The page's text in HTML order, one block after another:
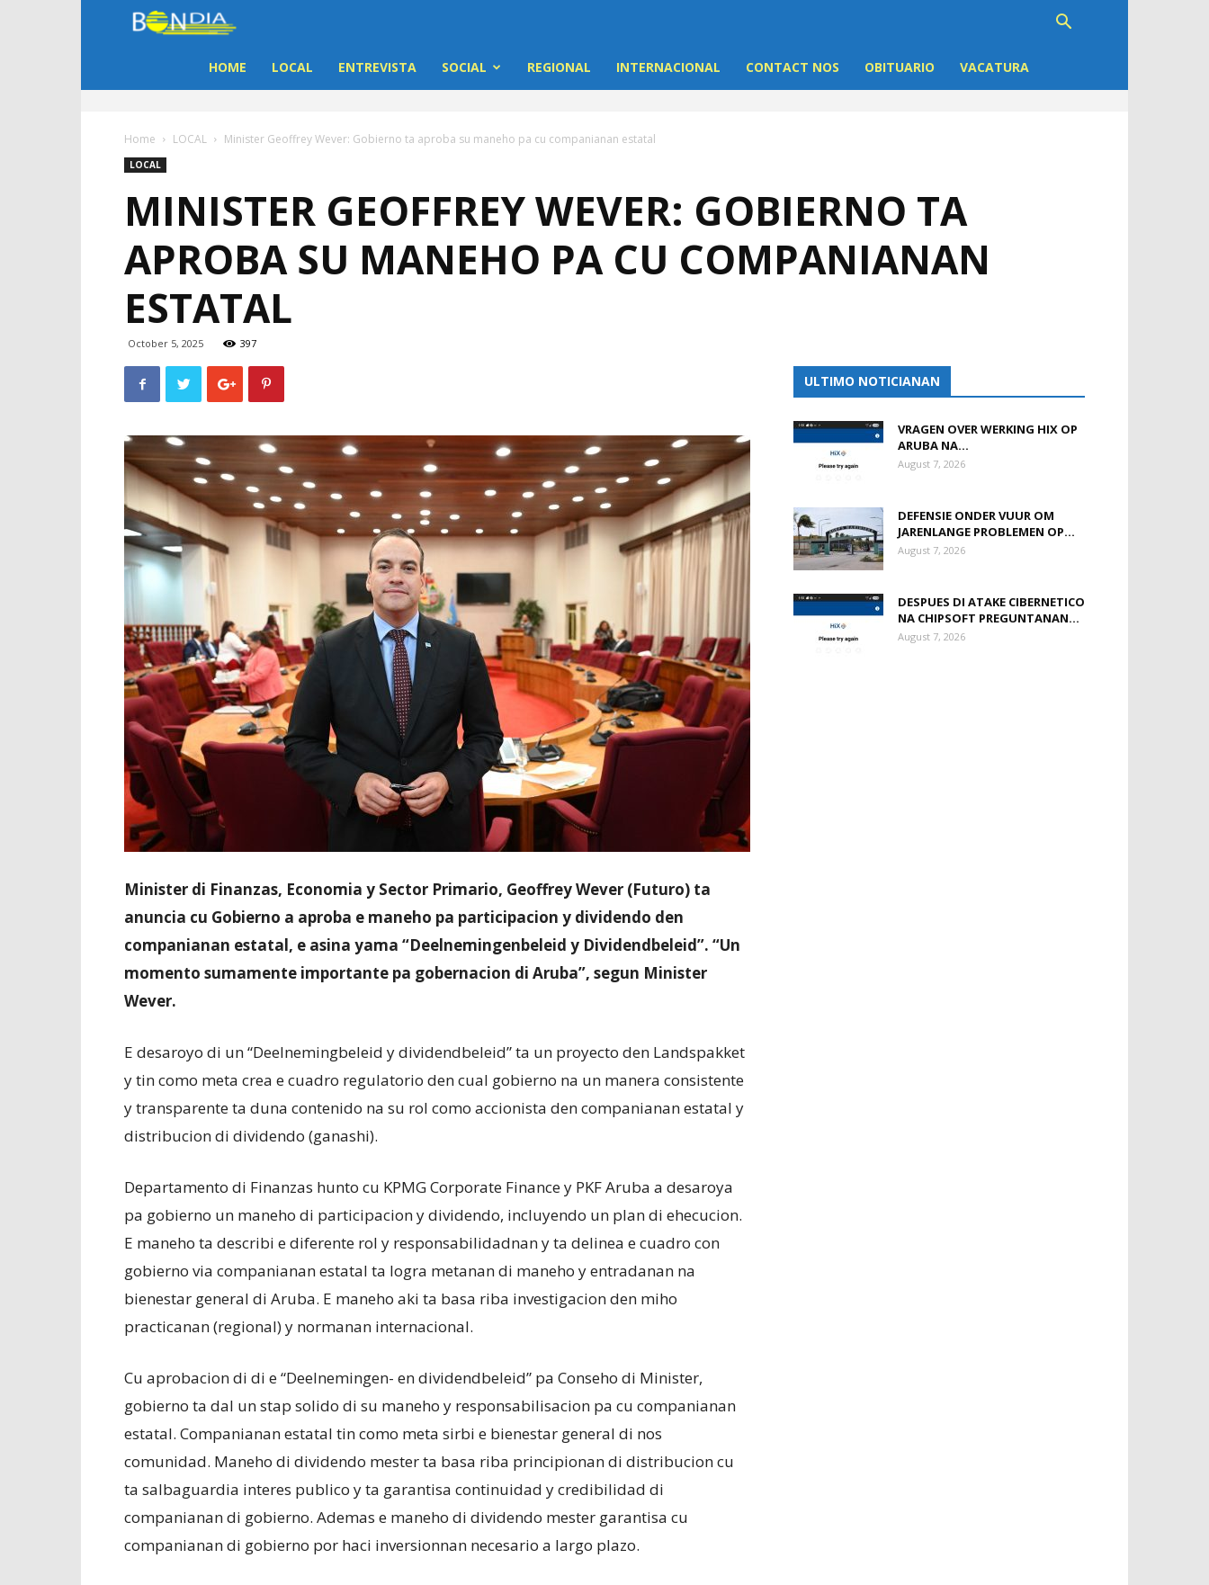
Dia
Noticia
di
Aruba
HOME LOCAL ENTREVISTA SOCIAL REGIONAL INTERNACIONAL CONTACT NOS OBITUARIO VACATURA
Home LOCAL Minister Geoffrey Wever: Gobierno ta aproba su maneho pa cu companianan estatal
LOCAL
MINISTER GEOFFREY WEVER: GOBIERNO TA
APROBA SU MANEHO PA CU COMPANIANAN
ESTATAL
October 5, 2025 397
Minister di Finanzas, Economia y Sector Primario, Geoffrey Wever (Futuro) ta
anuncia cu Gobierno a aproba e maneho pa participacion y dividendo den
companianan estatal, e asina yama “Deelnemingenbeleid y Dividendbeleid”. “Un
momento sumamente importante pa gobernacion di Aruba”, segun Minister
Wever.
E desaroyo di un “Deelnemingbeleid y dividendbeleid” ta un proyecto den Landspakket
y tin como meta crea e cuadro regulatorio den cual gobierno na un manera consistente
y transparente ta duna contenido na su rol como accionista den companianan estatal y
distribucion di dividendo (ganashi).
Departamento di Finanzas hunto cu KPMG Corporate Finance y PKF Aruba a desaroya
pa gobierno un maneho di participacion y dividendo, incluyendo un plan di ehecucion.
E maneho ta describi e diferente rol y responsabilidadnan y ta delinea e cuadro con
gobierno via companianan estatal ta logra metanan di maneho y entradanan na
bienestar general di Aruba. E maneho aki ta basa riba investigacion den miho
practicanan (regional) y normanan internacional.
Cu aprobacion di di e “Deelnemingen- en dividendbeleid” pa Conseho di Minister,
gobierno ta dal un stap solido di su maneho y responsabilisacion pa cu companianan
estatal. Companianan estatal tin como meta sirbi e bienestar general di nos
comunidad. Maneho di dividendo mester ta basa riba principionan di distribucion cu
ta salbaguardia interes publico y ta garantisa continuidad y credibilidad di
companianan di gobierno. Ademas e maneho di dividendo mester garantisa cu
companianan di gobierno por haci inversionnan necesario a largo plazo.
ULTIMO NOTICIANAN
VRAGEN OVER WERKING HIX OP
ARUBA NA...
August 7, 2026
DEFENSIE ONDER VUUR OM
JARENLANGE PROBLEMEN OP...
August 7, 2026
DESPUES DI ATAKE CIBERNETICO
NA CHIPSOFT PREGUNTANAN...
August 7, 2026